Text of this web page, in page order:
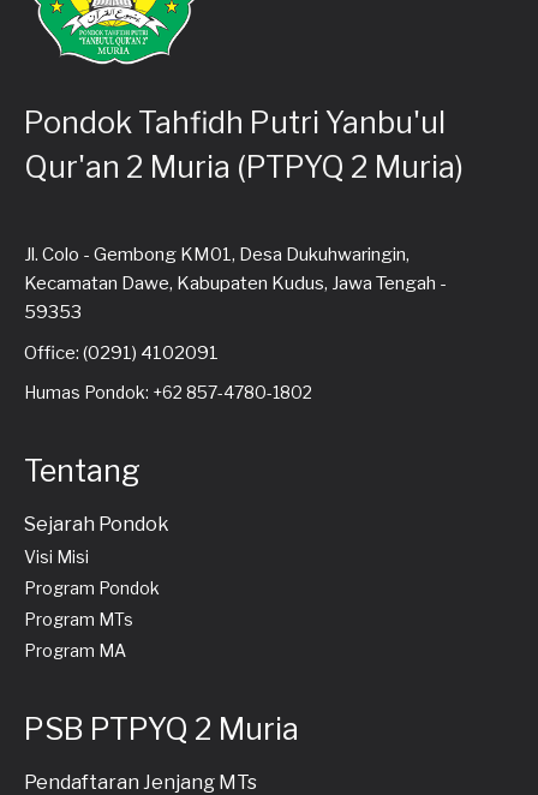
Pondok Tahfidh Putri Yanbu'ul
Qur'an 2 Muria (PTPYQ 2 Muria)
Jl. Colo - Gembong KM01, Desa Dukuhwaringin,
Kecamatan Dawe, Kabupaten Kudus, Jawa Tengah -
59353
Office: (0291) 4102091
Humas Pondok: +62 857-4780-1802
Tentang
Sejarah Pondok
Visi Misi
Program Pondok
Program MTs
Program MA
PSB PTPYQ 2 Muria
Pendaftaran Jenjang MTs